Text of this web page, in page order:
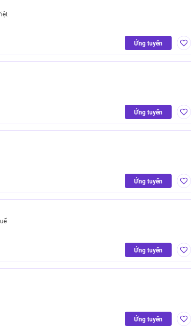
Ứng tuyển
Ứng tuyển
Ứng tuyển
Ứng tuyển
Ứng tuyển